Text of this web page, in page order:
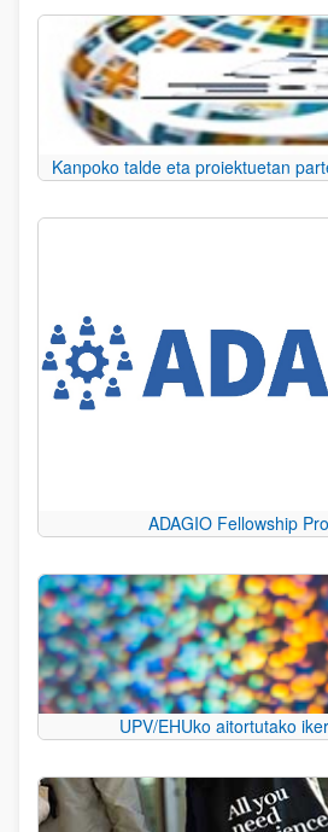
Kanpoko talde eta proiektuetan
ADAGIO Fellowship
UPV/EHUko aitortutako